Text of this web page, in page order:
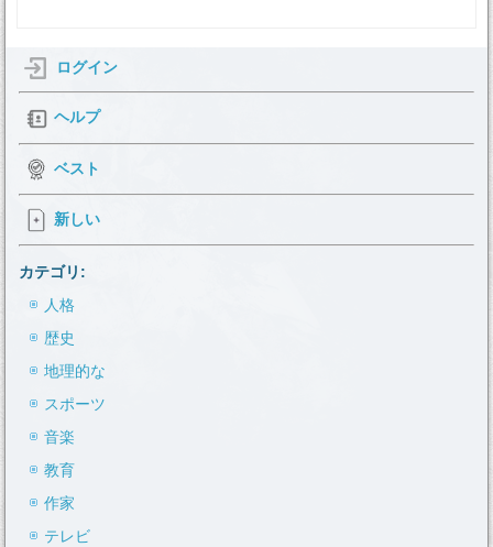
ログイン
ヘルプ
ベスト
新しい
カテゴリ:
人格
歴史
地理的な
スポーツ
音楽
教育
作家
テレビ